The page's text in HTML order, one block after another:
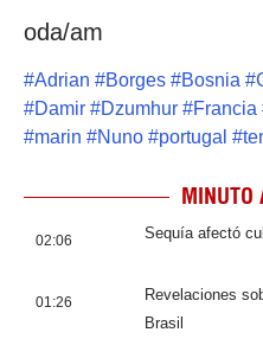
oda/am
#Adrian #Borges #Bosnia #
#Damir #Dzumhur #Francia
#marin #Nuno #portugal #
MINUTO
02:06 Sequía afectó
01:26
Revelaciones
Brasil